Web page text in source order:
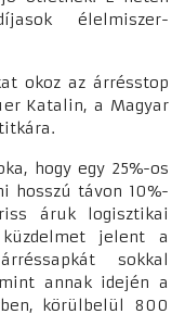
élelmiszer-
okoz az árrésstop
Katalin, a Magyar
hogy egy 25%-os
hosszú távon 10%-
áruk logisztikai
jelent a
sokkal
annak idején a
körülbelül 800